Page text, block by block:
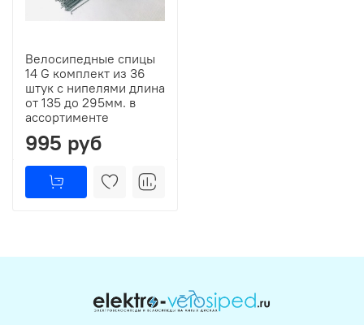
Велосипедные спицы
14 G комплект из 36
штук с нипелями длина
от 135 до 295мм. в
ассортименте
995 руб